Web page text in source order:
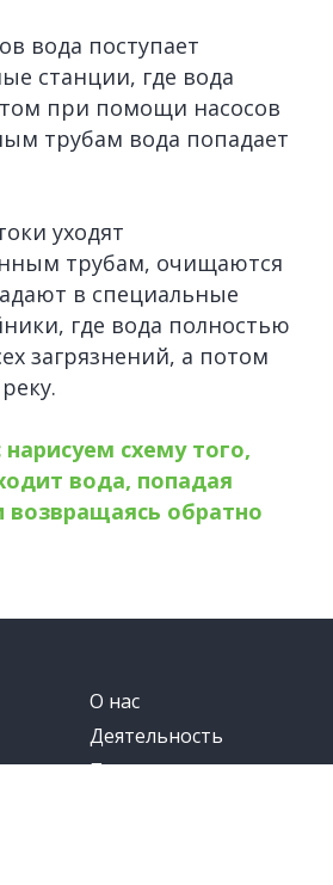
вода поступает
станции, где вода
при помощи насосов
трубам вода попадает
уходят
трубам, очищаются
в специальные
где вода полностью
загрязнений, а потом
схему того,
вода, попадая
обратно
О нас
Деятельность
Помочь